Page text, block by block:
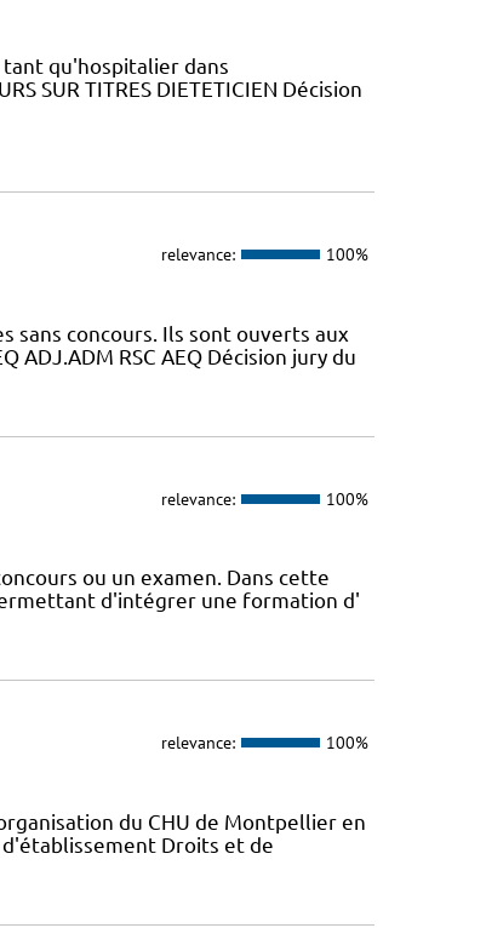
qu'hospitalier dans
SUR TITRES DIETETICIEN Décision
relevance: 100%
sans concours. Ils sont ouverts aux
ADJ.ADM RSC AEQ Décision jury du
relevance: 100%
ou un examen. Dans cette
d'intégrer une formation d'
relevance: 100%
du CHU de Montpellier en
Droits et de